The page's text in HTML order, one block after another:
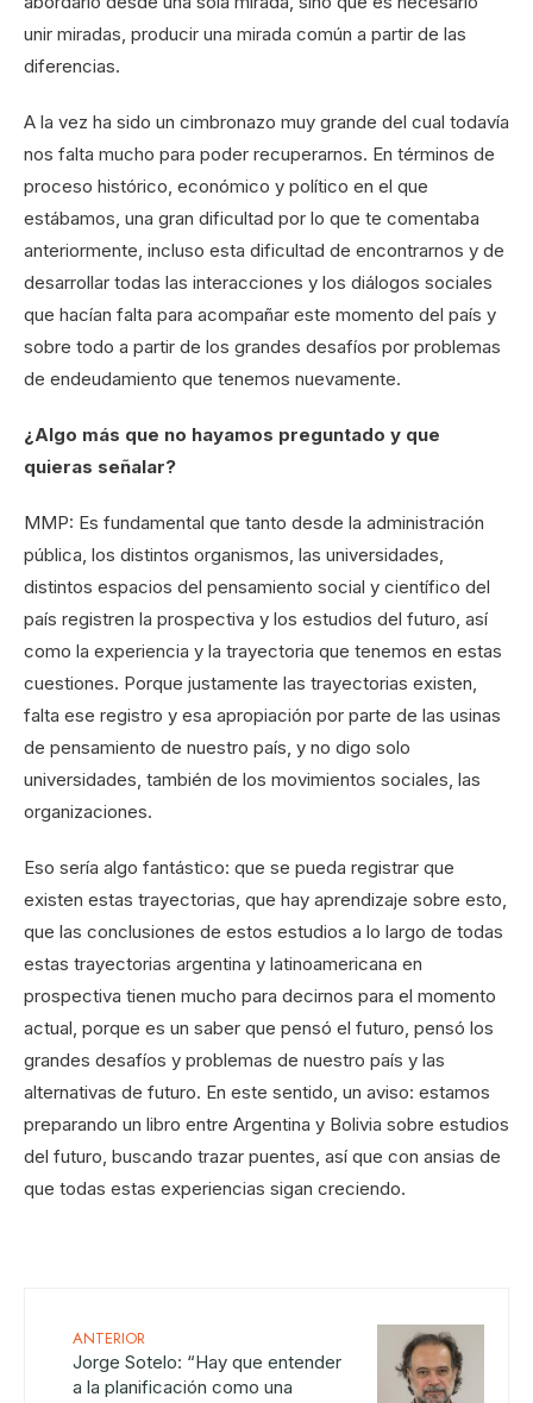
unir miradas, producir una mirada común a partir de las
diferencias.
A la vez ha sido un cimbronazo muy grande del cual todavía
nos falta mucho para poder recuperarnos. En términos de
proceso histórico, económico y político en el que
estábamos, una gran dificultad por lo que te comentaba
anteriormente, incluso esta dificultad de encontrarnos y de
desarrollar todas las interacciones y los diálogos sociales
que hacían falta para acompañar este momento del país y
sobre todo a partir de los grandes desafíos por problemas
de endeudamiento que tenemos nuevamente.
¿Algo más que no hayamos preguntado y que
quieras señalar?
MMP: Es fundamental que tanto desde la administración
pública, los distintos organismos, las universidades,
distintos espacios del pensamiento social y científico del
país registren la prospectiva y los estudios del futuro, así
como la experiencia y la trayectoria que tenemos en estas
cuestiones. Porque justamente las trayectorias existen,
falta ese registro y esa apropiación por parte de las usinas
de pensamiento de nuestro país, y no digo solo
universidades, también de los movimientos sociales, las
organizaciones.
Eso sería algo fantástico: que se pueda registrar que
existen estas trayectorias, que hay aprendizaje sobre esto,
que las conclusiones de estos estudios a lo largo de todas
estas trayectorias argentina y latinoamericana en
prospectiva tienen mucho para decirnos para el momento
actual, porque es un saber que pensó el futuro, pensó los
grandes desafíos y problemas de nuestro país y las
alternativas de futuro. En este sentido, un aviso: estamos
preparando un libro entre Argentina y Bolivia sobre estudios
del futuro, buscando trazar puentes, así que con ansias de
que todas estas experiencias sigan creciendo.
ANTERIOR
Jorge Sotelo: “Hay que entender
a la planificación como una